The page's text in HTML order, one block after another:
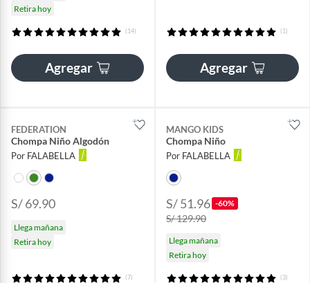
Retira hoy
(14)
Agregar
(1)
Agregar
FEDERATION
Chompa Niño Algodón
Por FALABELLA
S/ 69.90
Llega mañana
Retira hoy
(7)
MANGO KIDS
Chompa Niño
Por FALABELLA
S/ 51.96 -60%
S/ 129.90
Llega mañana
Retira hoy
(3)